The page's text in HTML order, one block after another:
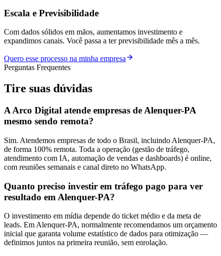
Escala e Previsibilidade
Com dados sólidos em mãos, aumentamos investimento e
expandimos canais. Você passa a ter previsibilidade mês a mês.
Quero esse processo na minha empresa
Perguntas Frequentes
Tire suas dúvidas
A Arco Digital atende empresas de Alenquer-PA
mesmo sendo remota?
Sim. Atendemos empresas de todo o Brasil, incluindo Alenquer-PA,
de forma 100% remota. Toda a operação (gestão de tráfego,
atendimento com IA, automação de vendas e dashboards) é online,
com reuniões semanais e canal direto no WhatsApp.
Quanto preciso investir em tráfego pago para ver
resultado em Alenquer-PA?
O investimento em mídia depende do ticket médio e da meta de
leads. Em Alenquer-PA, normalmente recomendamos um orçamento
inicial que garanta volume estatístico de dados para otimização —
definimos juntos na primeira reunião, sem enrolação.